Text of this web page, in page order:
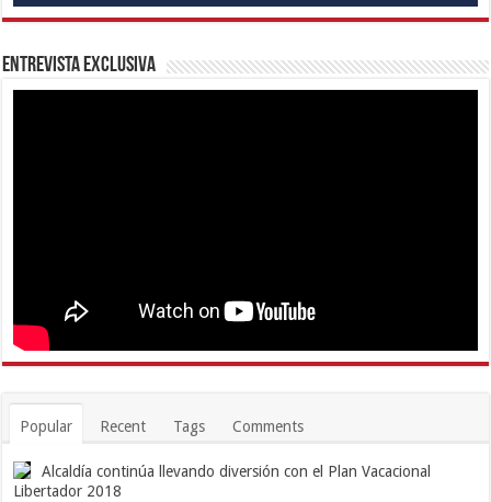
Entrevista Exclusiva
Popular Recent Tags Comments
Alcaldía continúa llevando diversión con el Plan Vacacional
Libertador 2018